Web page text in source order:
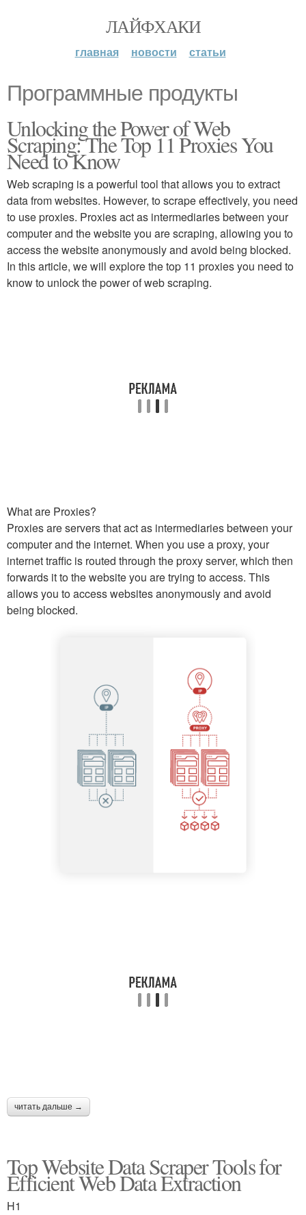
ЛАЙФХАКИ
главная новости статьи
Программные продукты
Unlocking the Power of Web
Scraping: The Top 11 Proxies You
Need to Know
Web scraping is a powerful tool that allows you to extract
data from websites. However, to scrape effectively, you need
to use proxies. Proxies act as intermediaries between your
computer and the website you are scraping, allowing you to
access the website anonymously and avoid being blocked.
In this article, we will explore the top 11 proxies you need to
know to unlock the power of web scraping.
What are Proxies?
Proxies are servers that act as intermediaries between your
computer and the internet. When you use a proxy, your
internet traffic is routed through the proxy server, which then
forwards it to the website you are trying to access. This
allows you to access websites anonymously and avoid
being blocked.
читать дальше →
Top Website Data Scraper Tools for
Efficient Web Data Extraction
H1